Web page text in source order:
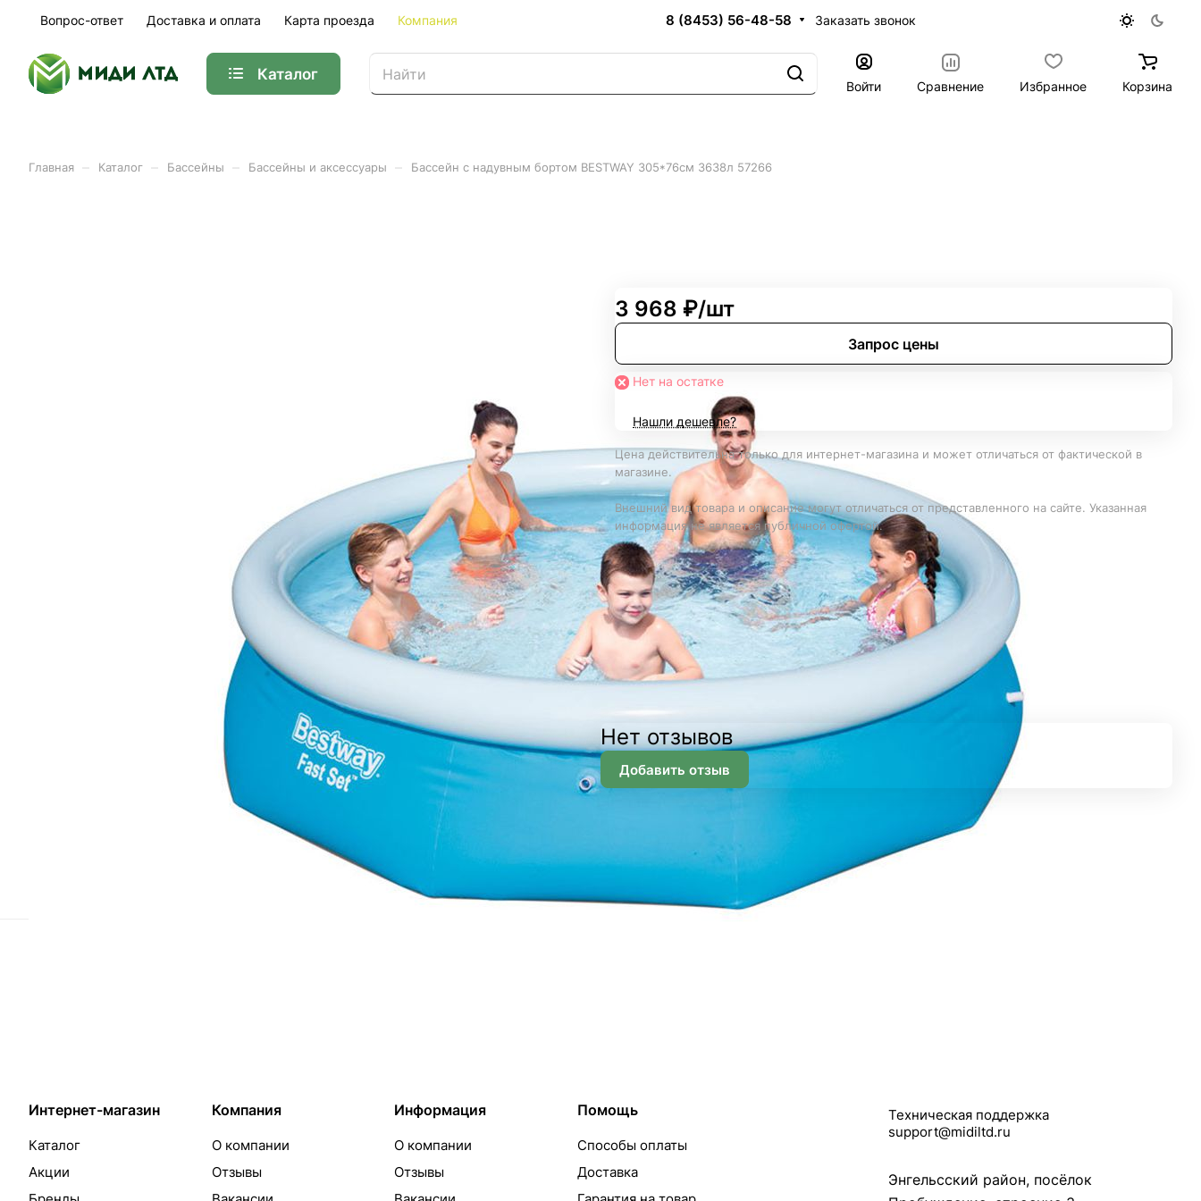
Вопрос-ответ Доставка и оплата Карта проезда Компания 8 (8453) 56-48-58 Заказать звонок
Каталог
Войти Сравнение Избранное Корзина
Главная Каталог Бассейны Бассейны и аксессуары Бассейн с надувным бортом BESTWAY 305*76см 3638л 57266
3 968 ₽/шт
Запрос цены
Нет на остатке
Нашли дешевле?
Цена действительна только для интернет-магазина и может отличаться от фактической в
магазине.
Внешний вид товара и описание могут отличаться от представленного на сайте. Указанная
информация не является публичной офертой.
Доставка
Нет отзывов
Добавить отзыв
Интернет-магазин
Каталог
Акции
Компания
О компании
Отзывы
Информация
О компании
Отзывы
Помощь
Способы оплаты
Доставка
Техническая поддержка
support@midiltd.ru
Энгельсский район, посёлок